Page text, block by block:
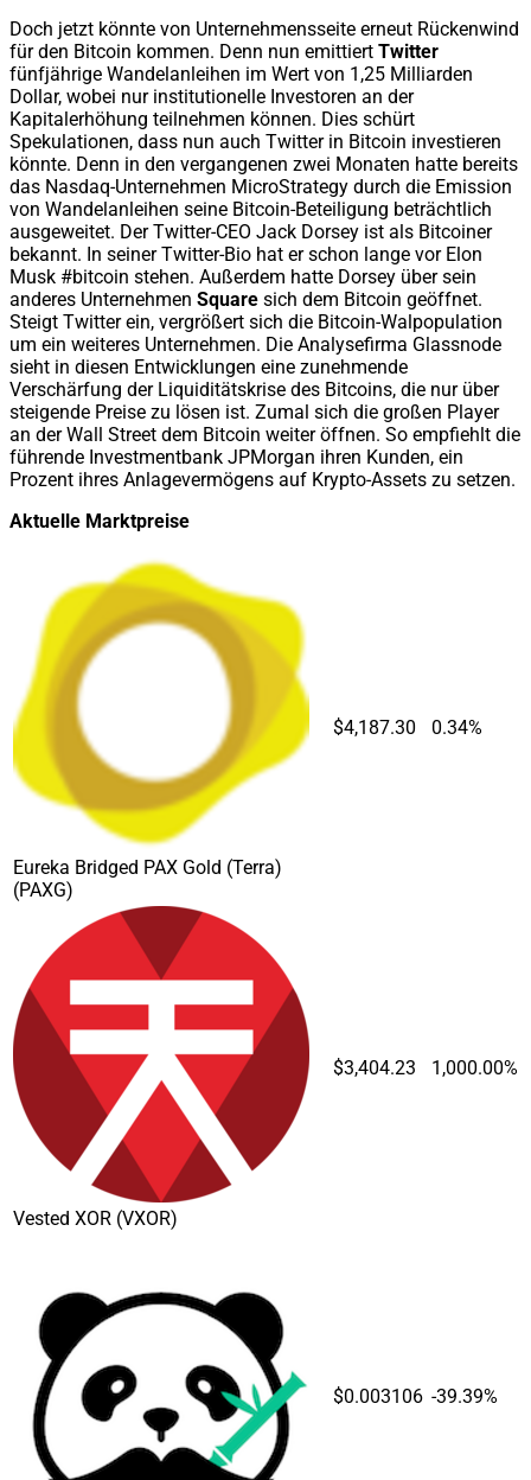
Doch jetzt könnte von Unternehmensseite erneut Rückenwind
für den Bitcoin kommen. Denn nun emittiert Twitter
fünfjährige Wandelanleihen im Wert von 1,25 Milliarden
Dollar, wobei nur institutionelle Investoren an der
Kapitalerhöhung teilnehmen können. Dies schürt
Spekulationen, dass nun auch Twitter in Bitcoin investieren
könnte. Denn in den vergangenen zwei Monaten hatte bereits
das Nasdaq-Unternehmen MicroStrategy durch die Emission
von Wandelanleihen seine Bitcoin-Beteiligung beträchtlich
ausgeweitet. Der Twitter-CEO Jack Dorsey ist als Bitcoiner
bekannt. In seiner Twitter-Bio hat er schon lange vor Elon
Musk #bitcoin stehen. Außerdem hatte Dorsey über sein
anderes Unternehmen Square sich dem Bitcoin geöffnet.
Steigt Twitter ein, vergrößert sich die Bitcoin-Walpopulation
um ein weiteres Unternehmen. Die Analysefirma Glassnode
sieht in diesen Entwicklungen eine zunehmende
Verschärfung der Liquiditätskrise des Bitcoins, die nur über
steigende Preise zu lösen ist. Zumal sich die großen Player
an der Wall Street dem Bitcoin weiter öffnen. So empfiehlt die
führende Investmentbank JPMorgan ihren Kunden, ein
Prozent ihres Anlagevermögens auf Krypto-Assets zu setzen.
Aktuelle Marktpreise
Eureka Bridged PAX Gold (Terra)
(PAXG)
$4,187.30 0.34%
Vested XOR (VXOR)
$3,404.23 1,000.00%
$0.003106 -39.39%